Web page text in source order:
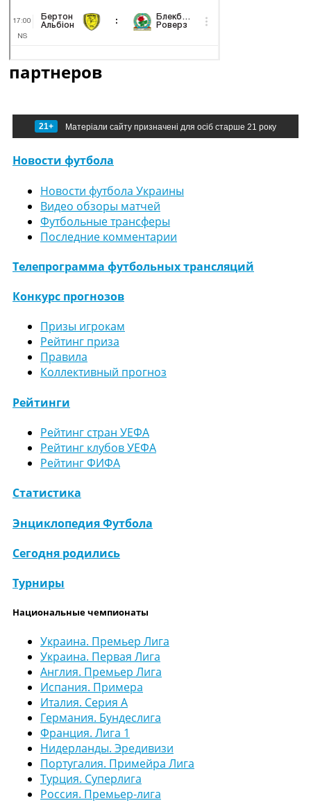
партнеров
21+ Матеріали сайту призначені для осіб старше 21 року
Новости футбола
Новости футбола Украины
Видео обзоры матчей
Футбольные трансферы
Последние комментарии
Телепрограмма футбольных трансляций
Конкурс прогнозов
Призы игрокам
Рейтинг приза
Правила
Коллективный прогноз
Рейтинги
Рейтинг стран УЕФА
Рейтинг клубов УЕФА
Рейтинг ФИФА
Статистика
Энциклопедия Футбола
Сегодня родились
Турниры
Национальные чемпионаты
Украина. Премьер Лига
Украина. Первая Лига
Англия. Премьер Лига
Испания. Примера
Италия. Серия А
Германия. Бундеслига
Франция. Лига 1
Нидерланды. Эредивизи
Португалия. Примейра Лига
Турция. Суперлига
Россия. Премьер-лига